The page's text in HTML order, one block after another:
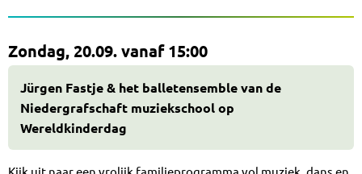
Zondag, 20.09. vanaf 15:00
Jürgen Fastje & het balletensemble van de
Niedergrafschaft muziekschool op
Wereldkinderdag